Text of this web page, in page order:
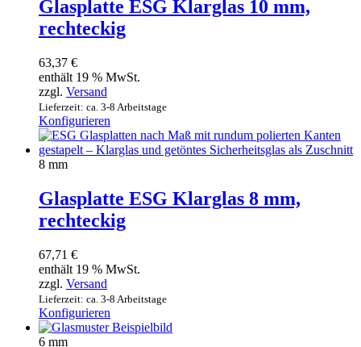
Glasplatte ESG Klarglas 10 mm,
rechteckig
63,37 €
enthält 19 % MwSt.
zzgl. Versand
Lieferzeit: ca. 3-8 Arbeitstage
Konfigurieren
8 mm
Glasplatte ESG Klarglas 8 mm,
rechteckig
67,71 €
enthält 19 % MwSt.
zzgl. Versand
Lieferzeit: ca. 3-8 Arbeitstage
Konfigurieren
6 mm